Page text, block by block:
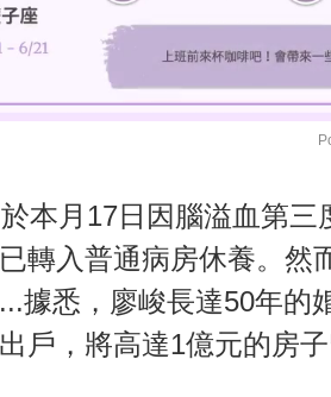
本月17日因腦溢血第三
轉入普通病房休養。然
據悉，廖峻長達50年的
戶，將高達1億元的房